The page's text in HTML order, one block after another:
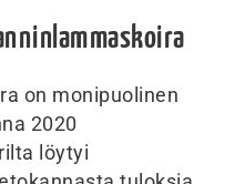
on monipuolinen
2020
löytyi